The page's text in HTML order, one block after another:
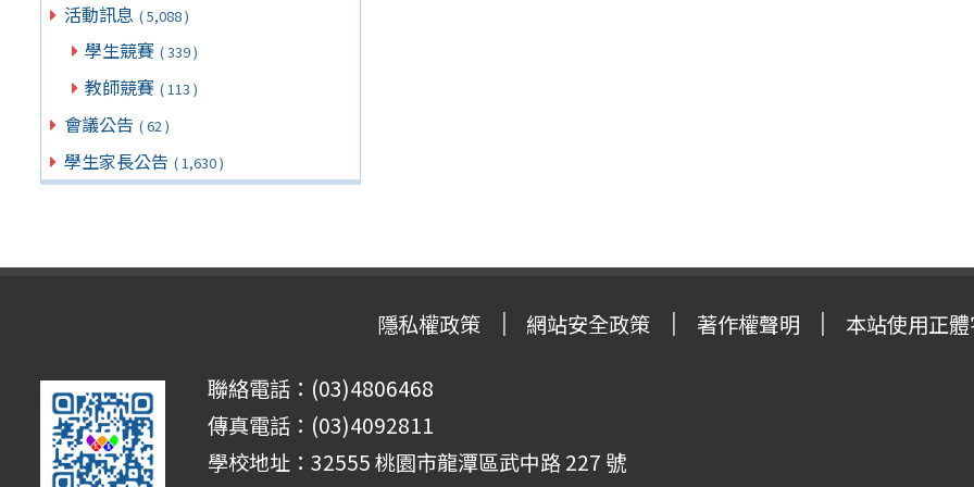
活動訊息 ( 5,088 )
學生競賽 ( 339 )
教師競賽 ( 113 )
會議公告 ( 62 )
學生家長公告 ( 1,630 )
隱私權政策 網站安全政策 著作權聲明 本站使用正
聯絡電話：(03)4806468
傳真電話：(03)4092811
學校地址：32555 桃園市龍潭區武中路 227 號